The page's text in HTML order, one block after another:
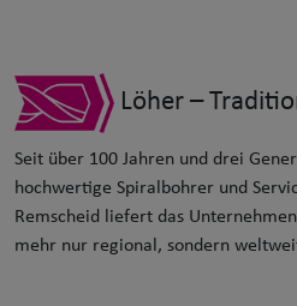
Löher –
Seit über 100 Jahren und drei
hochwertige Spiralbohrer und
Remscheid liefert das
mehr nur regional, sondern